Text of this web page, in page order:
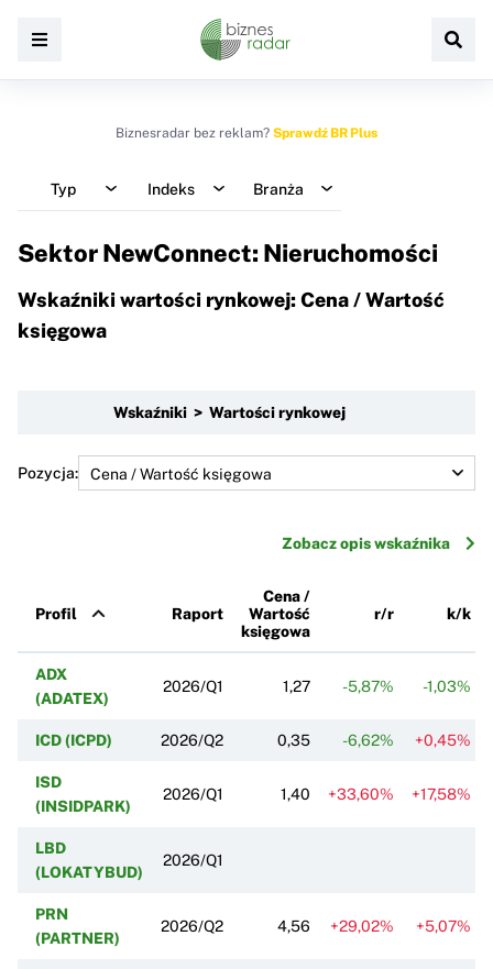
Biznesradar bez reklam? Sprawdź BR Plus
Typ Indeks Branża
Sektor NewConnect: Nieruchomości
Wskaźniki wartości rynkowej: Cena / Wartość
księgowa
Wskaźniki > Wartości rynkowej
Pozycja:
Zobacz opis wskaźnika
Profil Raport
Cena /
Wartość
księgowa
r/r k/k
ADX
(ADATEX)
2026/Q1 1,27 -5,87% -1,03%
ICD (ICPD) 2026/Q2 0,35 -6,62% +0,45%
ISD
(INSIDPARK)
2026/Q1 1,40 +33,60% +17,58%
LBD
(LOKATYBUD)
2026/Q1
PRN
(PARTNER)
2026/Q2 4,56 +29,02% +5,07%